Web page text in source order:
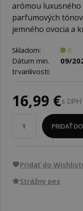
arómou luxusného
parfumových
jemného ovocia a
Skladom: 6
Dátum min.
trvanlivosti:
09/
16,99 €s DPH
PRIDAŤ
Pridať do
Strážny pes